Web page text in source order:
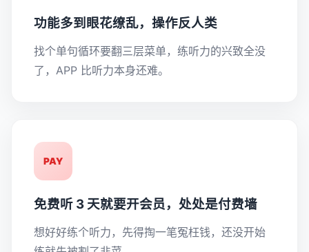
功能多到眼花缭乱，操作反人类
找个单句循环要翻三层菜单，练听力的兴致全没
了，APP 比听力本身还难。
PAY
免费听 3 天就要开会员，处处是付费墙
想好好练个听力，先得掏一笔冤枉钱，还没开始